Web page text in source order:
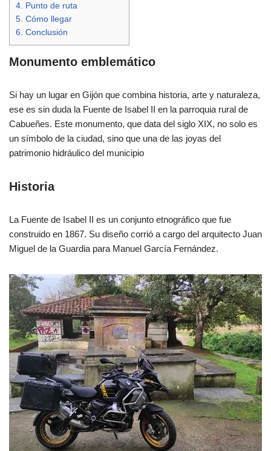
4. Punto de ruta
5. Cómo llegar
6. Conclusión
Monumento emblemático
Si hay un lugar en Gijón que combina historia, arte y naturaleza,
ese es sin duda la Fuente de Isabel II en la parroquia rural de
Cabueñes. Este monumento, que data del siglo XIX, no solo es
un símbolo de la ciudad, sino que una de las joyas del
patrimonio hidráulico del municipio
Historia
La Fuente de Isabel II es un conjunto etnográfico que fue
construido en 1867. Su diseño corrió a cargo del arquitecto Juan
Miguel de la Guardia para Manuel García Fernández.